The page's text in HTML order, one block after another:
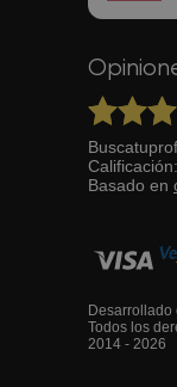
Calificación:
Basado en
Desarrollado
Todos los
2014 - 2026